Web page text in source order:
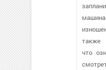
также
что